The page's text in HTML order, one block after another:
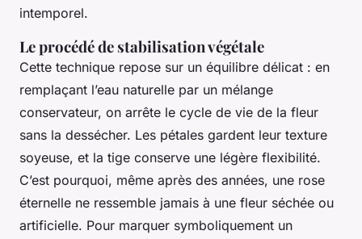
intemporel.
Le procédé de stabilisation végétale
Cette technique repose sur un équilibre délicat : en
remplaçant l’eau naturelle par un mélange
conservateur, on arrête le cycle de vie de la fleur
sans la dessécher. Les pétales gardent leur texture
soyeuse, et la tige conserve une légère flexibilité.
C’est pourquoi, même après des années, une rose
éternelle ne ressemble jamais à une fleur séchée ou
artificielle. Pour marquer symboliquement un